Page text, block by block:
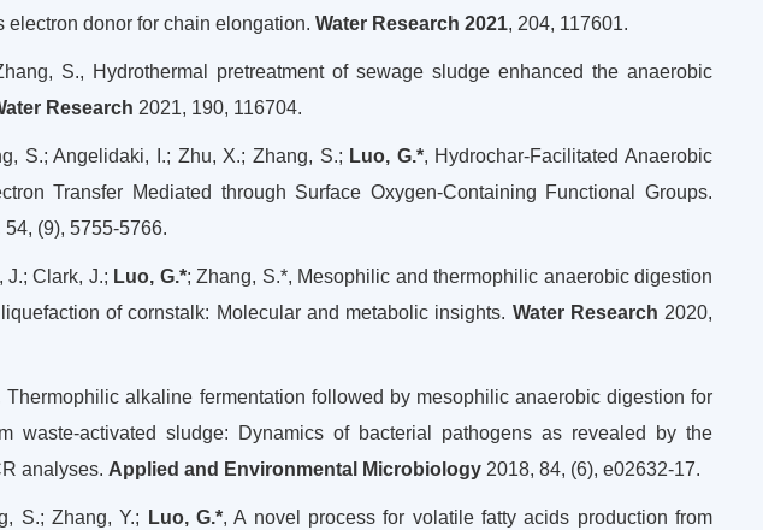
donor for chain elongation. Water Research 2021, 204, 117601.
S., Hydrothermal pretreatment of sewage sludge enhanced the anaerobic
Research 2021, 190, 116704.
S.; Angelidaki, I.; Zhu, X.; Zhang, S.; Luo, G.*, Hydrochar-Facilitated Anaerobic
Transfer Mediated through Surface Oxygen-Containing Functional Groups.
54, (9), 5755-5766.
J.; Clark, J.; Luo, G.*; Zhang, S.*, Mesophilic and thermophilic anaerobic digestion
of cornstalk: Molecular and metabolic insights. Water Research 2020,
Thermophilic alkaline fermentation followed by mesophilic anaerobic digestion for
waste-activated sludge: Dynamics of bacterial pathogens as revealed by the
analyses.Applied and Environmental Microbiology 2018, 84, (6), e02632-17.
S.; Zhang, Y.; Luo, G.*, A novel process for volatile fatty acids production from